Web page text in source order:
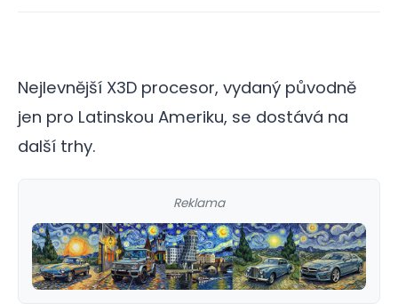
Nejlevnější X3D procesor, vydaný původně
jen pro Latinskou Ameriku, se dostává na
další trhy.
Reklama